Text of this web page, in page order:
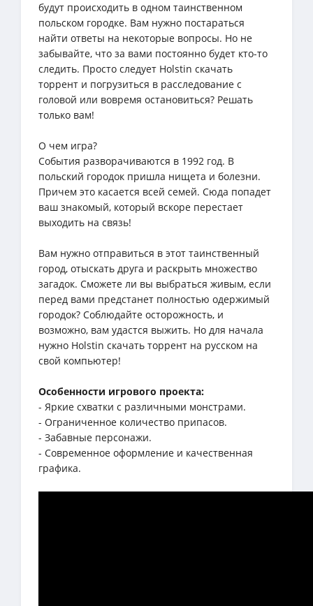
будут происходить в одном таинственном
польском городке. Вам нужно постараться
найти ответы на некоторые вопросы. Но не
забывайте, что за вами постоянно будет кто-то
следить. Просто следует Holstin скачать
торрент и погрузиться в расследование с
головой или вовремя остановиться? Решать
только вам!
О чем игра?
События разворачиваются в 1992 год. В
польский городок пришла нищета и болезни.
Причем это касается всей семей. Сюда попадет
ваш знакомый, который вскоре перестает
выходить на связь!
Вам нужно отправиться в этот таинственный
город, отыскать друга и раскрыть множество
загадок. Сможете ли вы выбраться живым, если
перед вами предстанет полностью одержимый
городок? Соблюдайте осторожность, и
возможно, вам удастся выжить. Но для начала
нужно Holstin скачать торрент на русском на
свой компьютер!
Особенности игрового проекта:
- Яркие схватки с различными монстрами.
- Ограниченное количество припасов.
- Забавные персонажи.
- Современное оформление и качественная
графика.